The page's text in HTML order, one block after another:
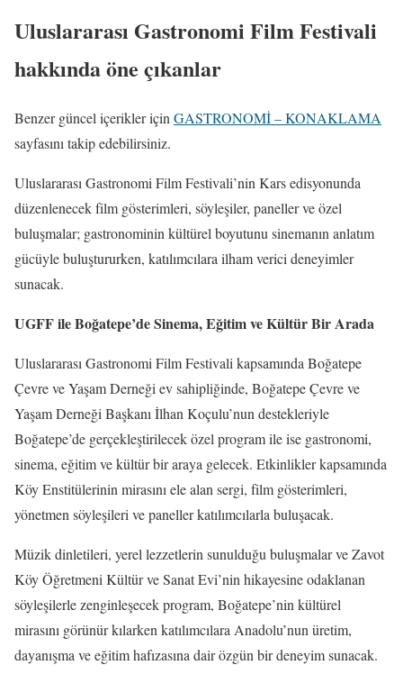
Uluslararası Gastronomi Film Festivali
hakkında öne çıkanlar
Benzer güncel içerikler için GASTRONOMİ – KONAKLAMA
sayfasını takip edebilirsiniz.
Uluslararası Gastronomi Film Festivali’nin Kars edisyonunda
düzenlenecek film gösterimleri, söyleşiler, paneller ve özel
buluşmalar; gastronominin kültürel boyutunu sinemanın anlatım
gücüyle buluştururken, katılımcılara ilham verici deneyimler
sunacak.
UGFF ile Boğatepe’de Sinema, Eğitim ve Kültür Bir Arada
Uluslararası Gastronomi Film Festivali kapsamında Boğatepe
Çevre ve Yaşam Derneği ev sahipliğinde, Boğatepe Çevre ve
Yaşam Derneği Başkanı İlhan Koçulu’nun destekleriyle
Boğatepe’de gerçekleştirilecek özel program ile ise gastronomi,
sinema, eğitim ve kültür bir araya gelecek. Etkinlikler kapsamında
Köy Enstitülerinin mirasını ele alan sergi, film gösterimleri,
yönetmen söyleşileri ve paneller katılımcılarla buluşacak.
Müzik dinletileri, yerel lezzetlerin sunulduğu buluşmalar ve Zavot
Köy Öğretmeni Kültür ve Sanat Evi’nin hikayesine odaklanan
söyleşilerle zenginleşecek program, Boğatepe’nin kültürel
mirasını görünür kılarken katılımcılara Anadolu’nun üretim,
dayanışma ve eğitim hafızasına dair özgün bir deneyim sunacak.